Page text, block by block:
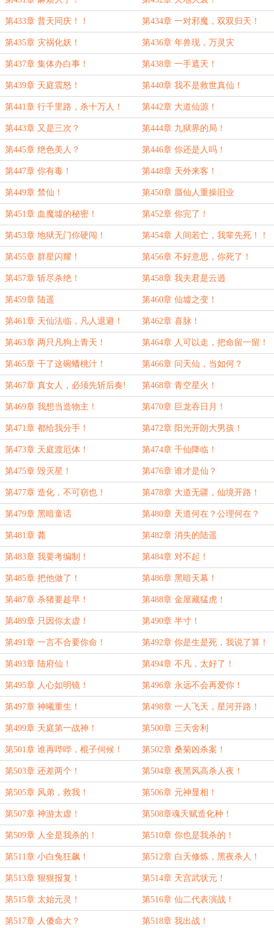
第433章 普天同庆！！ 第434章 一对邪魔，双双归天！
第435章 灾祸化妖！ 第436章 年兽现，万灵灾
第437章 集体办白事！ 第438章 一手遮天！
第439章 天庭震怒！ 第440章 我不是救世真仙！
第441章 行千里路，杀十万人！ 第442章 大道仙源！
第443章 又是三次？ 第444章 九狱界的局！
第445章 绝色美人？ 第446章 你还是人吗！
第447章 你有毒！ 第448章 天外来客！
第449章 禁仙！ 第450章 蜃仙人重操旧业
第451章 血魔墟的秘密！ 第452章 你完了！
第453章 地狱无门你硬闯！ 第454章 人间若亡，我辈先死！！
第455章 群星闪耀！ 第456章 不好意思，你死了！
第457章 斩尽杀绝！ 第458章 我夫君是云逍
第459章 陆遥 第460章 仙墟之变！
第461章 天仙法临，凡人退避！ 第462章 喜脉！
第463章 两只凡狗上青天！ 第464章 人可以走，把命留一留！
第465章 干了这碗蟠桃汁！ 第466章 问天仙，当如何？
第467章 真女人，必须先斩后奏! 第468章 青空星火！
第469章 我想当造物主！ 第470章 巨龙吞日月！
第471章 都给我分手！ 第472章 阳光开朗大男孩！
第473章 天庭渡厄体！ 第474章 千仙降临！
第475章 毁灭星！ 第476章 谁才是仙？
第477章 造化，不可窃也！ 第478章 大道无疆，仙境开路！
第479章 黑暗童话 第480章 天道何在？公理何在？
第481章 薨 第482章 消失的陆遥
第483章 我要考编制！ 第484章 对不起！
第485章 把他做了！ 第486章 黑暗天幕！
第487章 杀猪要趁早！ 第488章 金屋藏猛虎！
第489章 只因你太虚！ 第490章 半寸！
第491章 一言不合要你命！ 第492章 你是生是死，我说了算！
第493章 陆府仙！ 第494章 不凡，太好了！
第495章 人心如明镜！ 第496章 永远不会再爱你！
第497章 神曦重生！ 第498章 一人飞天，星河开路！
第499章 天庭第一战神！ 第500章 三天舍利
第501章 谁再哔哔，棍子伺候！ 第502章 桑菊凶杀案！
第503章 还差两个！ 第504章 夜黑风高杀人夜！
第505章 风弟，救我！ 第506章 元神显相！
第507章 神游太虚！ 第508章魂天赋造化种！
第509章 人全是我杀的！ 第510章 你也是我杀的！
第511章 小白兔狂飙！ 第512章 白天修炼，黑夜杀人！
第513章 狠狠报复！ 第514章 天宫武状元！
第515章 太始元灵！ 第516章 仙二代表演战！
第517章 人傻命大？ 第518章 我出战！